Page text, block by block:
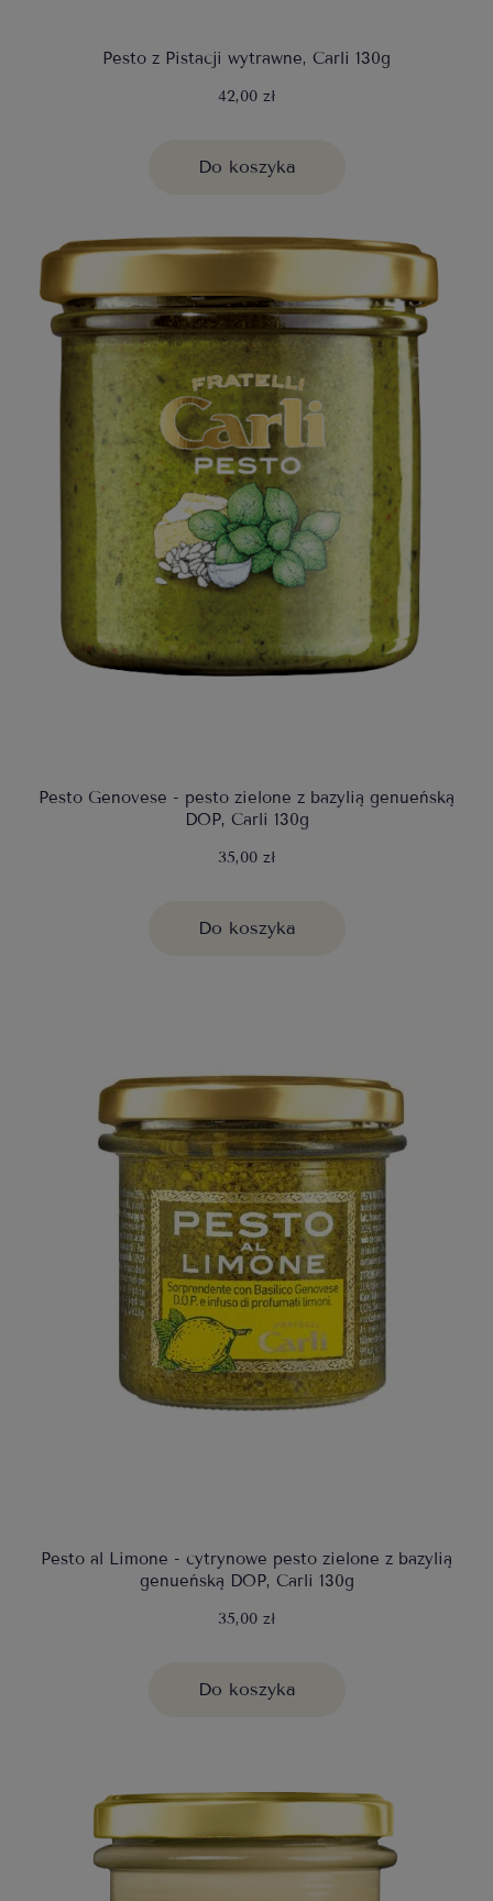
Pesto z Pistacji wytrawne, Carli 130g
42,00 zł
Do koszyka
Pesto Genovese - pesto zielone z bazylią genueńską
DOP, Carli 130g
35,00 zł
Do koszyka
Pesto al Limone - cytrynowe pesto zielone z bazylią
genueńską DOP, Carli 130g
35,00 zł
Do koszyka